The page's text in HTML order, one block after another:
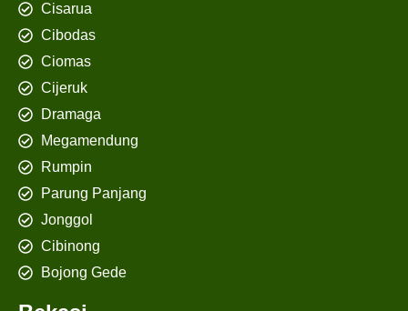
Cisarua
Cibodas
Ciomas
Cijeruk
Dramaga
Megamendung
Rumpin
Parung Panjang
Jonggol
Cibinong
Bojong Gede